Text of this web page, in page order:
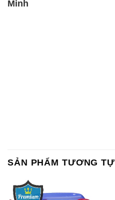
Minh
SẢN PHẨM TƯƠNG TỰ